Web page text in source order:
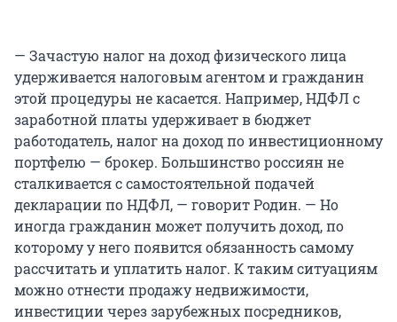
— Зачастую налог на доход физического лица
удерживается налоговым агентом и гражданин
этой процедуры не касается. Например, НДФЛ с
заработной платы удерживает в бюджет
работодатель, налог на доход по инвестиционному
портфелю — брокер. Большинство россиян не
сталкивается с самостоятельной подачей
декларации по НДФЛ, — говорит Родин. — Но
иногда гражданин может получить доход, по
которому у него появится обязанность самому
рассчитать и уплатить налог. К таким ситуациям
можно отнести продажу недвижимости,
инвестиции через зарубежных посредников,